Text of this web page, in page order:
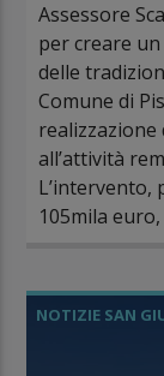
Assessore
per creare
delle
Comune di
all’attività
L’intervento,
105mila
NOTIZIE SAN